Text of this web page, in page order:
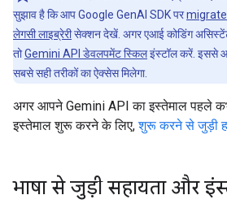
सुझाव है कि आप Google GenAI SDK परmigrate
लेगसी लाइब्रेरीसेक्शन देखें. अगर एआई कोडिंग असिस्टेंट
तोGemini API डेवलपमेंट स्किलइंस्टॉल करें. इससे
सबसे सही तरीकों का ऐक्सेस मिलेगा.
अगर आपने Gemini API का इस्तेमाल पहले
इस्तेमाल शुरू करने के लिए,शुरू करने से जुड़ी
भाषा से जुड़ी सहायता और